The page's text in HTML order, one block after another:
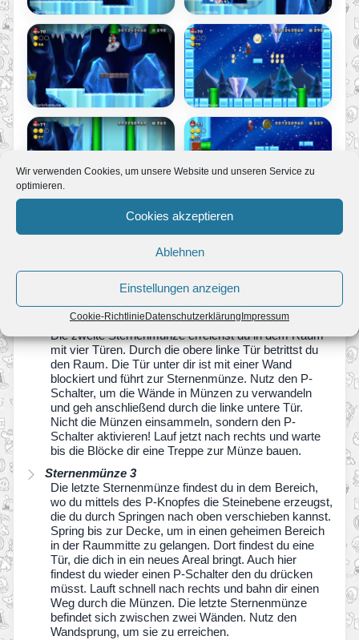
Wir verwenden Cookies, um unsere Website und unseren Service zu
optimieren.
Cookies akzeptieren
Ablehnen
Einstellungen anzeigen
Cookie-RichtlinieDatenschutzerklärungImpressum
P-Schalter-Paradies
Sternenmünze 1
Nicht zu übersehen. Der Block über der Münze ist
von innen hohl. Du kannst also zur Münze laufen.
Sternenmünze 2
Die zweite Sternenmünze erreichst du in dem Raum
mit vier Türen. Durch die obere linke Tür betrittst du
den Raum. Die Tür unter dir ist mit einer Wand
blockiert und führt zur Sternenmünze. Nutz den P-
Schalter, um die Wände in Münzen zu verwandeln
und geh anschließend durch die linke untere Tür.
Nicht die Münzen einsammeln, sondern den P-
Schalter aktivieren! Lauf jetzt nach rechts und warte
bis die Blöcke dir eine Treppe zur Münze bauen.
Sternenmünze 3
Die letzte Sternenmünze findest du in dem Bereich,
wo du mittels des P-Knopfes die Steinebene erzeugst,
die du durch Springen nach oben verschieben kannst.
Spring bis zur Decke, um in einen geheimen Bereich
in der Raummitte zu gelangen. Dort findest du eine
Tür, die dich in ein neues Areal bringt. Auch hier
findest du wieder einen P-Schalter den du drücken
müsst. Lauft schnell nach rechts und bahn dir einen
Weg durch die Münzen. Die letzte Sternenmünze
befindet sich zwischen zwei Wänden. Nutz den
Wandsprung, um sie zu erreichen.